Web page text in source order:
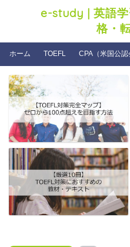
e-study | 英語
格・
ホーム TOEFL CPA（米国公認